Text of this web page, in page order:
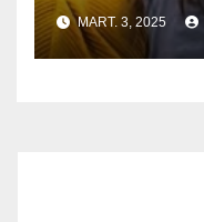
MART. 3, 2025